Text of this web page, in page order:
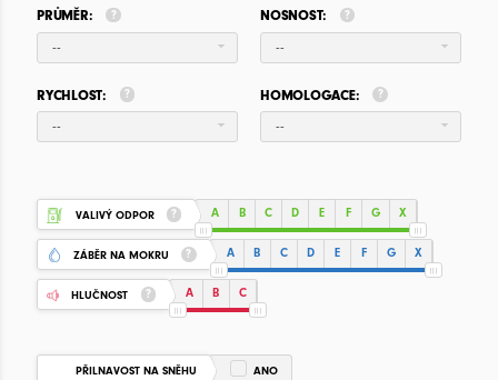
PRŮMĚR:
--
NOSNOST:
--
RYCHLOST:
--
HOMOLOGACE:
--
VALIVÝ ODPOR A B C D E F G X
ZÁBĚR NA MOKRU A B C D E F G X
HLUČNOST A B C
PŘILNAVOST NA SNĚHU ANO